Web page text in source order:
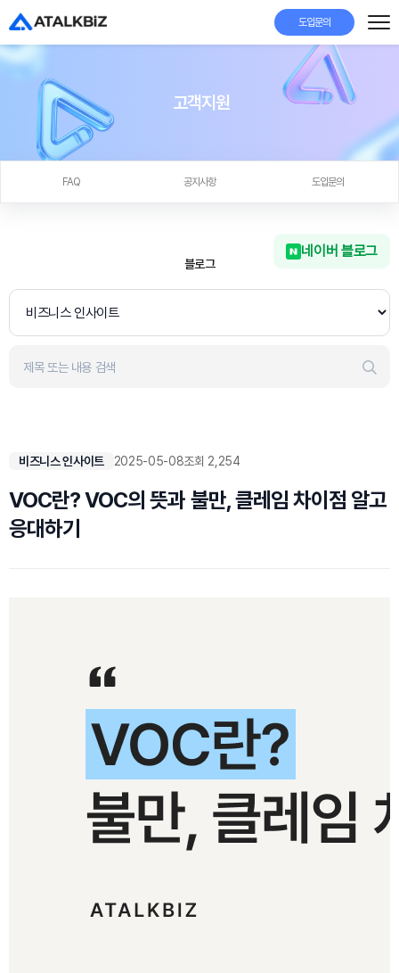
도입문의
고객지원
FAQ 공지사항 도입문의
블로그
네이버 블로그
비즈니스 인사이트 2025-05-08조회 2,254
VOC란? VOC의 뜻과 불만, 클레임 차이점 알고
응대하기